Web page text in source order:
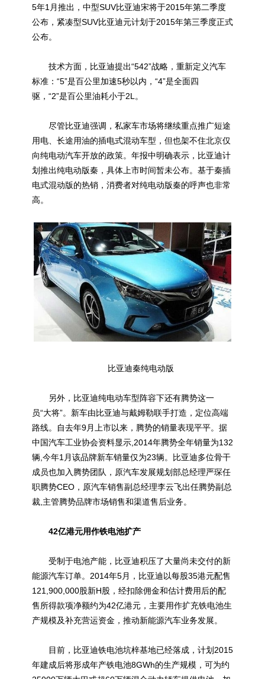
5年1月推出，中型SUV比亚迪宋将于2015年第二季度
公布，紧凑型SUV比亚迪元计划于2015年第三季度正式
公布。
技术方面，比亚迪提出“542”战略，重新定义汽车
标准：“5”是百公里加速5秒以内，“4”是全面四
驱，“2”是百公里油耗小于2L。
尽管比亚迪强调，私家车市场将继续重点推广短途
用电、长途用油的插电式混动车型，但也架不住北京仅
向纯电动汽车开放的政策。年报中明确表示，比亚迪计
划推出纯电动版秦，具体上市时间暂未公布。基于秦插
电式混动版的热销，消费者对纯电动版秦的呼声也非常
高。
比亚迪秦纯电动版
另外，比亚迪纯电动车型阵容下还有腾势这一
员“大将”。新车由比亚迪与戴姆勒联手打造，定位高端
路线。自去年9月上市以来，腾势的销量表现平平。据
中国汽车工业协会资料显示,2014年腾势全年销量为132
辆,今年1月该品牌新车销量仅为23辆。比亚迪多位骨干
成员也加入腾势团队，原汽车发展规划部总经理严琛任
职腾势CEO，原汽车销售副总经理李云飞出任腾势副总
裁,主管腾势品牌市场销售和渠道售后业务。
42亿港元用作铁电池扩产
受制于电池产能，比亚迪积压了大量尚未交付的新
能源汽车订单。2014年5月，比亚迪以每股35港元配售
121,900,000股新H股，经扣除佣金和估计费用后的配
售所得款项净额约为42亿港元，主要用作扩充铁电池生
产规模及补充营运资金，推动新能源汽车业务发展。
目前，比亚迪铁电池坑梓基地已经落成，计划2015
年建成后将形成年产铁电池8GWh的生产规模，可为约